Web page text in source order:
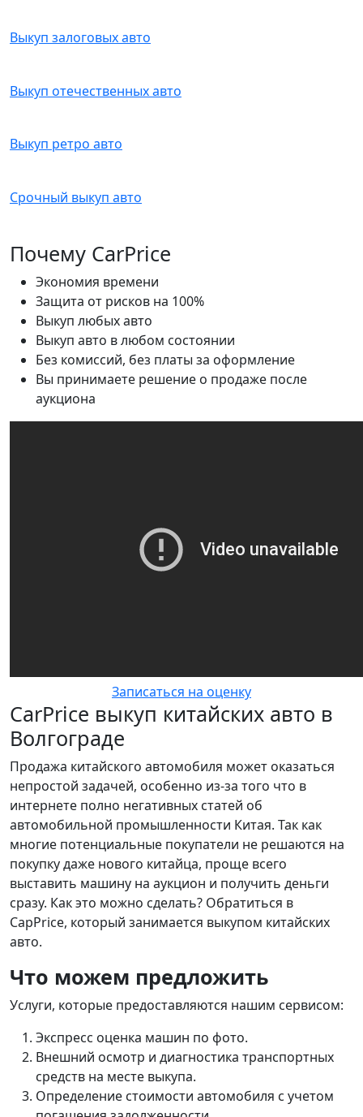
Выкуп залоговых авто
Выкуп отечественных авто
Выкуп ретро авто
Срочный выкуп авто
Почему CarPrice
Экономия времени
Защита от рисков на 100%
Выкуп любых авто
Выкуп авто в любом состоянии
Без комиссий, без платы за оформление
Вы принимаете решение о продаже после
аукциона
Записаться на оценку
CarPrice выкуп китайских авто в
Волгограде
Продажа китайского автомобиля может оказаться
непростой задачей, особенно из-за того что в
интернете полно негативных статей об
автомобильной промышленности Китая. Так как
многие потенциальные покупатели не решаются на
покупку даже нового китайца, проще всего
выставить машину на аукцион и получить деньги
сразу. Как это можно сделать? Обратиться в
CapPrice, который занимается выкупом китайских
авто.
Что можем предложить
Услуги, которые предоставляются нашим сервисом:
Экспресс оценка машин по фото.
Внешний осмотр и диагностика транспортных
средств на месте выкупа.
Определение стоимости автомобиля с учетом